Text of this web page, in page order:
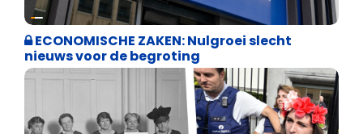
Binnenland politiek
ECONOMISCHE ZAKEN: Nulgroei slecht
nieuws voor de begroting